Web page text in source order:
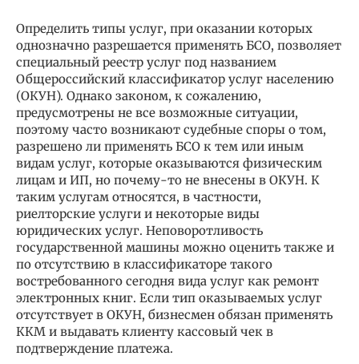
Определить типы услуг, при оказании которых
однозначно разрешается применять БСО, позволяет
специальный реестр услуг под названием
Общероссийский классификатор услуг населению
(ОКУН). Однако законом, к сожалению,
предусмотрены не все возможные ситуации,
поэтому часто возникают судебные споры о том,
разрешено ли применять БСО к тем или иным
видам услуг, которые оказываются физическим
лицам и ИП, но почему-то не внесены в ОКУН. К
таким услугам относятся, в частности,
риелторские услуги и некоторые виды
юридических услуг. Неповоротливость
государственной машины можно оценить также и
по отсутствию в классификаторе такого
востребованного сегодня вида услуг как ремонт
электронных книг. Если тип оказываемых услуг
отсутствует в ОКУН, бизнесмен обязан применять
ККМ и выдавать клиенту кассовый чек в
подтверждение платежа.